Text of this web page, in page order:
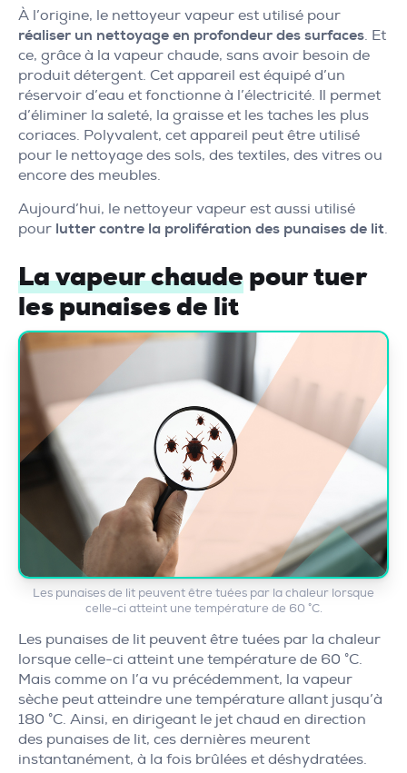
À l’origine, le nettoyeur vapeur est utilisé pour
réaliser un nettoyage en profondeur des surfaces. Et
ce, grâce à la vapeur chaude, sans avoir besoin de
produit détergent. Cet appareil est équipé d’un
réservoir d’eau et fonctionne à l’électricité. Il permet
d’éliminer la saleté, la graisse et les taches les plus
coriaces. Polyvalent, cet appareil peut être utilisé
pour le nettoyage des sols, des textiles, des vitres ou
encore des meubles.
Aujourd’hui, le nettoyeur vapeur est aussi utilisé
pour lutter contre la prolifération des punaises de lit.
La vapeur chaudepour tuer
les punaises de lit
Les punaises de lit peuvent être tuées par la chaleur lorsque
celle-ci atteint une température de 60 °C.
Les punaises de lit peuvent être tuées par la chaleur
lorsque celle-ci atteint une température de 60 °C.
Mais comme on l’a vu précédemment, la vapeur
sèche peut atteindre une température allant jusqu’à
180 °C. Ainsi, en dirigeant le jet chaud en direction
des punaises de lit, ces dernières meurent
instantanément, à la fois brûlées et déshydratées.